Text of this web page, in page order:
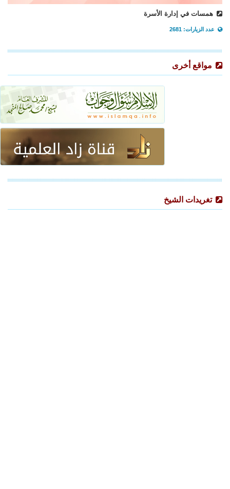
همسات في إدارة الأسرة
عدد الزيارات: 2681
مواقع أخرى
تغريدات الشيخ